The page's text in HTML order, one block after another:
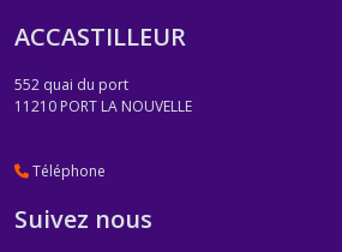
ACCASTILLEUR
552 quai du port
11210 PORT LA NOUVELLE
Téléphone
Suivez nous